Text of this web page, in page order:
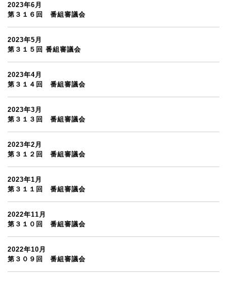
2023年6月
第３１６回 番組審議会
2023年5月
第３１５回 番組審議会
2023年4月
第３１４回 番組審議会
2023年3月
第３１３回 番組審議会
2023年2月
第３１２回 番組審議会
2023年1月
第３１１回 番組審議会
2022年11月
第３１０回 番組審議会
2022年10月
第３０９回 番組審議会